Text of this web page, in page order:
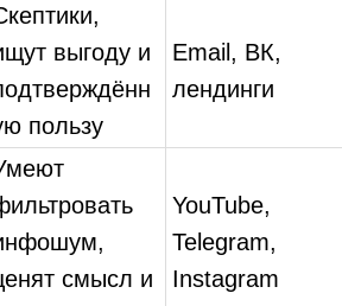
выгоду и
пользу
Email, ВК,
лендинги
смысл и
YouTube,
Telegram,
Instagram